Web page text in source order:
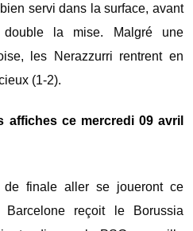
servi dans la surface, avant
la mise. Malgré une
les Nerazzurri rentrent en
(1-2).
affiches ce mercredi 09 avril
de finale aller se joueront ce
reçoit le Borussia